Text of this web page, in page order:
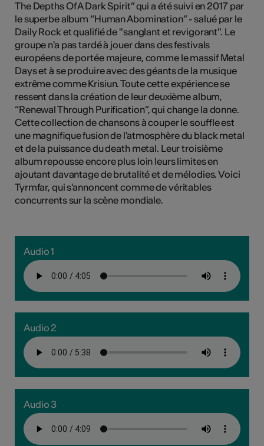
The Depths Of A Dark Spirit” qui a été suivi en 2017 par
le superbe album “Human Abomination” - salué par le
Daily Rock et qualifié de "sanglant et revigorant". Le
groupe n'a pas tardé à jouer dans des festivals
européens de portée majeure, comme le massif Metal
Days et à se produire avec des géants de la musique
extrême comme Krisiun. Toute cette expérience se
ressent dans la création de leur deuxième album,
“Renewal Through Purification”, qui change la donne.
Cette collection de chansons à couper le souffle est
une magnifique fusion de l'atmosphère du black metal
et de la puissance du death metal. Leur troisième
album repousse encore plus loin leurs limites en
ajoutant davantage de brutalité et de mélodies. Voici
Tyrmfar, qui s'annoncent comme de véritables
concurrents sur la scène mondiale.
Audio 1
Audio 2
Audio 3